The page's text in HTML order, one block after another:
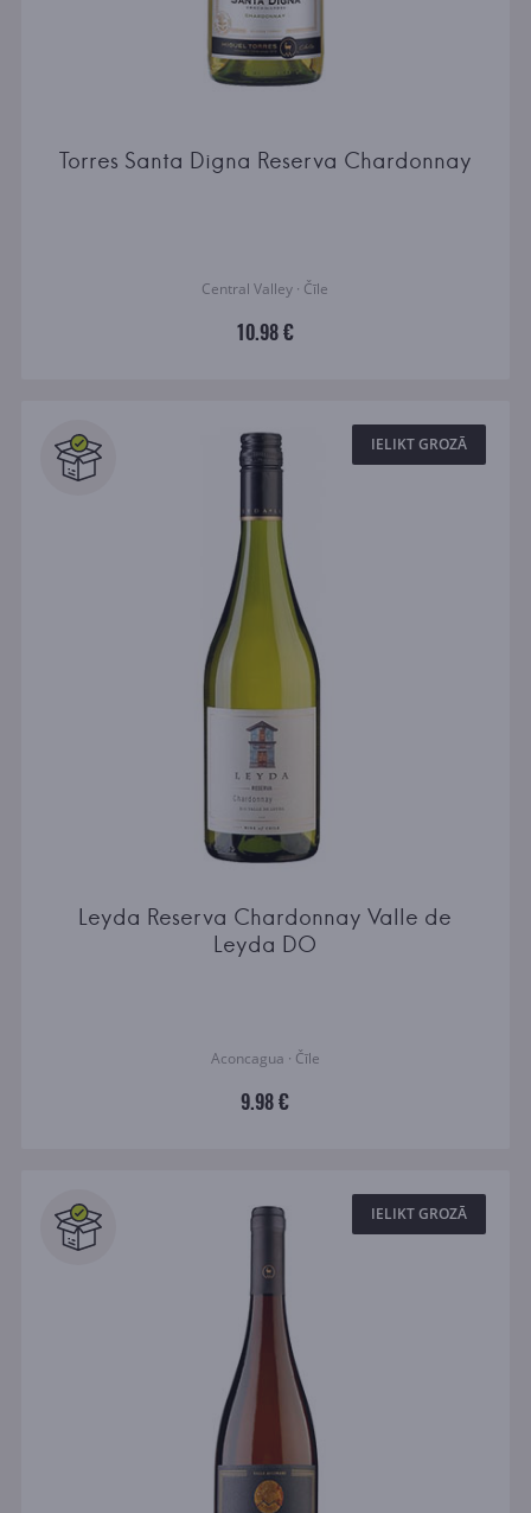
Torres Santa Digna Reserva Chardonnay
Central Valley · Čīle
10.98 €
IELIKT GROZĀ
Leyda Reserva Chardonnay Valle de
Leyda DO
Aconcagua · Čīle
9.98 €
IELIKT GROZĀ